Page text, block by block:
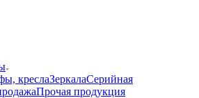
креслаЗеркалаСерийная
Прочая продукция